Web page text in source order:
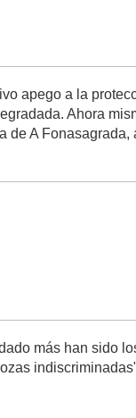
apego a la
Ahora
A Fonasagrada,
más han sido